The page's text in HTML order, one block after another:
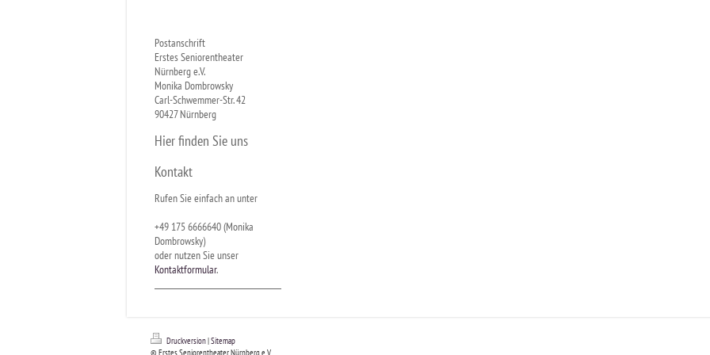
Postanschrift
Erstes Seniorentheater
Nürnberg e.V.
Monika Dombrowsky
Carl-Schwemmer-Str. 42
90427 Nürnberg
Hier finden Sie uns
Kontakt
Rufen Sie einfach an unter
+49 175 6666640 (Monika
Dombrowsky)
oder nutzen Sie unser
Kontaktformular.
Druckversion|Sitemap
© Erstes Seniorentheater Nürnberg e.V.